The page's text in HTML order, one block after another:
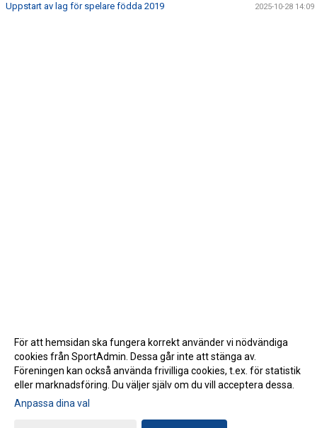
Uppstart av lag för spelare födda 2019 2025-10-28 14:09
Gå till Webbversion
För att hemsidan ska fungera korrekt använder vi nödvändiga
cookies från SportAdmin. Dessa går inte att stänga av.
Föreningen kan också använda frivilliga cookies, t.ex. för statistik
eller marknadsföring. Du väljer själv om du vill acceptera dessa.
Anpassa dina val